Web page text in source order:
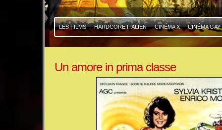
LES FILMS HARDCORE ITALIEN CINÉMA X CINÉMA GAY
Un amore in prima classe